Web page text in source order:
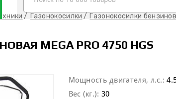
Газонокосилки Газонокосилки
MEGA PRO 4750 HGS
Мощность двигателя, л.с.:
Вес (кг.): 30